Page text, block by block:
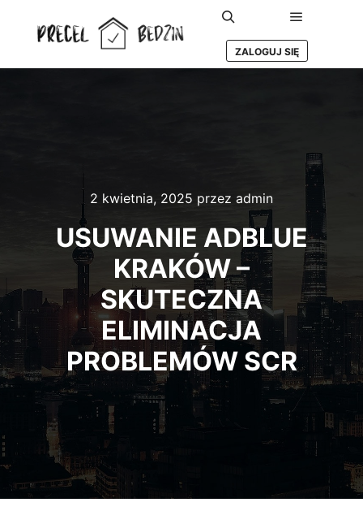
Szukaj Główne
ZALOGUJ SIĘ
2 kwietnia, 2025 przez admin
USUWANIE ADBLUE
KRAKÓW –
SKUTECZNA
ELIMINACJA
PROBLEMÓW SCR